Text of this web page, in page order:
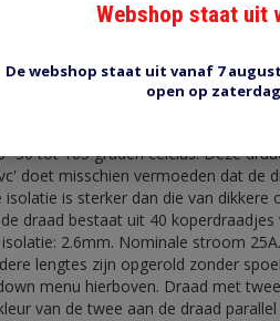
groen
Deze draad wordt de laatste 20
grade single core cable to:
of high conductivity plain
-30 tot 105 graden celcius. Deze
doet misschien vermoeden dat de
is sterker dan die van
draad bestaat uit 40
2.6mm. Nominale stroom
lengtes zijn opgerold zonder
menu hierboven. Draad met
van de twee aan de draad
Webshop staat uit
De webshop staat uit vanaf 7
open op